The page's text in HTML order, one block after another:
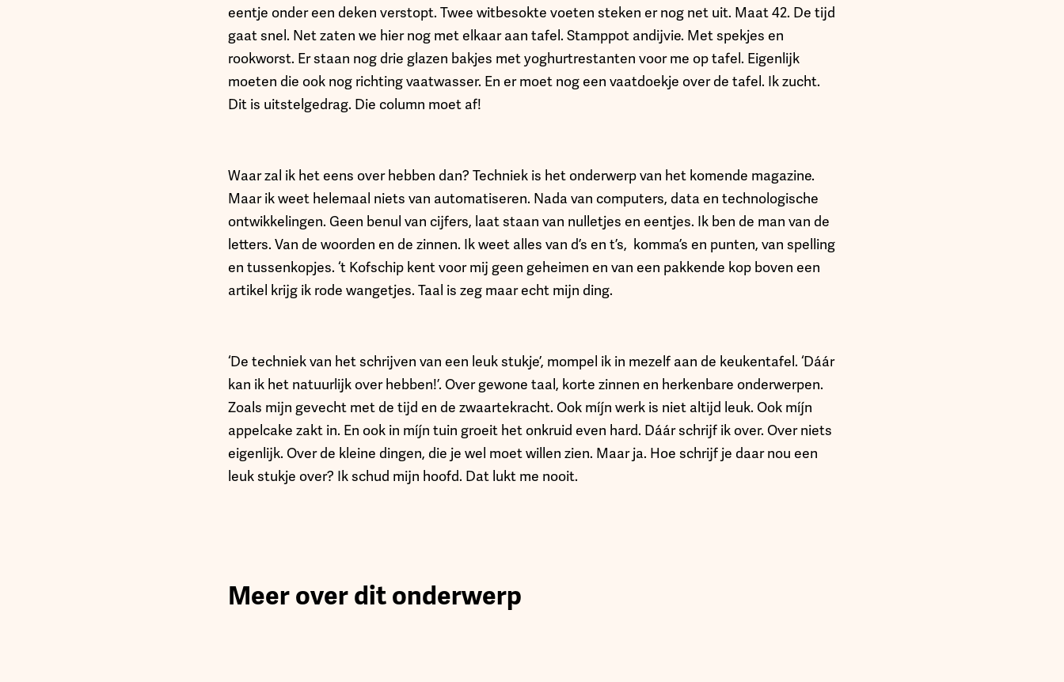
eentje onder een deken verstopt. Twee witbesokte voeten steken er nog net uit. Maat 42. De tijd
gaat snel. Net zaten we hier nog met elkaar aan tafel. Stamppot andijvie. Met spekjes en
rookworst. Er staan nog drie glazen bakjes met yoghurtrestanten voor me op tafel. Eigenlijk
moeten die ook nog richting vaatwasser. En er moet nog een vaatdoekje over de tafel. Ik zucht.
Dit is uitstelgedrag. Die column moet af!
Waar zal ik het eens over hebben dan? Techniek is het onderwerp van het komende magazine.
Maar ik weet helemaal niets van automatiseren. Nada van computers, data en technologische
ontwikkelingen. Geen benul van cijfers, laat staan van nulletjes en eentjes. Ik ben de man van de
letters. Van de woorden en de zinnen. Ik weet alles van d’s en t’s, komma’s en punten, van spelling
en tussenkopjes. ‘t Kofschip kent voor mij geen geheimen en van een pakkende kop boven een
artikel krijg ik rode wangetjes. Taal is zeg maar echt mijn ding.
‘De techniek van het schrijven van een leuk stukje’, mompel ik in mezelf aan de keukentafel. ‘Dáár
kan ik het natuurlijk over hebben!’. Over gewone taal, korte zinnen en herkenbare onderwerpen.
Zoals mijn gevecht met de tijd en de zwaartekracht. Ook míjn werk is niet altijd leuk. Ook míjn
appelcake zakt in. En ook in míjn tuin groeit het onkruid even hard. Dáár schrijf ik over. Over niets
eigenlijk. Over de kleine dingen, die je wel moet willen zien. Maar ja. Hoe schrijf je daar nou een
leuk stukje over? Ik schud mijn hoofd. Dat lukt me nooit.
Meer over dit onderwerp